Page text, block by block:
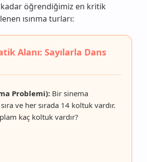
öğrendiğimiz en kritik
ısınma turları:
Alanı: Sayılarla Dans
Problemi): Bir sinema
ve her sırada 14 koltuk vardır.
kaç koltuk vardır?